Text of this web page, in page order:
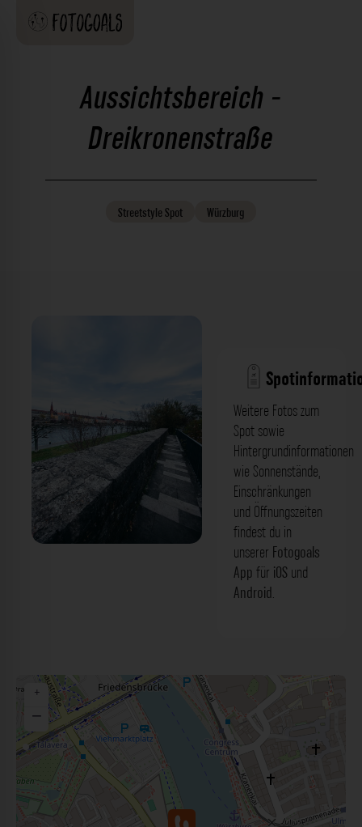
Aussichtsbereich -
Dreikronenstraße
StreetstyleSpot Würzburg
Weitere Fotos zum
Spot sowie
Hintergrundinformationen
wie Sonnenstände,
Einschränkungen
und Öffnungszeiten
findest du in
unserer Fotogoals
App für iOS und
Android.
+
−